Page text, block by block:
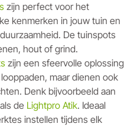
zijn perfect voor het
kenmerken in jouw tuin en
De tuinspots
hout of grind.
zijn een sfeervolle oplossing
maar dienen ook
Denk bijvoorbeeld aan
de Lightpro Atik. Ideaal
instellen tijdens elk